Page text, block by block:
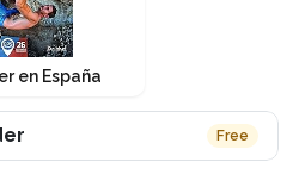
en España
Free